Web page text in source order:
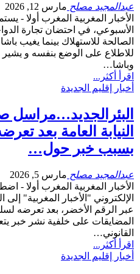
عبدالمجيد مصلح مارس 12, 2026
الأخبار المغربية المغرب أولا -
الأسبوعي، في احتضان تجارة
الصالحة للاستهلاك بينما يغيب
للاطلاع على الوضع بنفسه و يشير
وباشا…
اقرأ أكثر...
أخبار إقليم الجديدة
البئرالجديد…مراسل
النيابة العامة بعد
بسبب خبر حول…
عبدالمجيد مصلح مارس 5, 2026
الأخبار المغربية المغرب أولا
الإلكتروني "الأخبار المغربية" إلى
عبر الرقم الأخضر، بعد تعرضه
المضايقات على خلفية نشر خبر
القانوني…
اقرأ أكثر...
أخبار إقليم الجديدة